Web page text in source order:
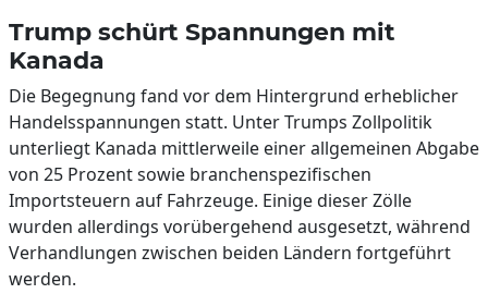
Trump schürt Spannungen mit
Kanada
Die Begegnung fand vor dem Hintergrund erheblicher
Handelsspannungen statt. Unter Trumps Zollpolitik
unterliegt Kanada mittlerweile einer allgemeinen Abgabe
von 25 Prozent sowie branchenspezifischen
Importsteuern auf Fahrzeuge. Einige dieser Zölle
wurden allerdings vorübergehend ausgesetzt, während
Verhandlungen zwischen beiden Ländern fortgeführt
werden.